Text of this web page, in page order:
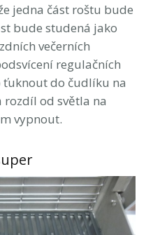
jedna část roštu bude
bude studená jako
večerních
regulačních
ťuknout do čudlíku na
rozdíl od světla na
vypnout.